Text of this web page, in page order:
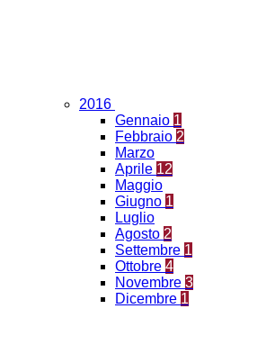
2016
Gennaio 1
Febbraio 2
Marzo
Aprile 12
Maggio
Giugno 1
Luglio
Agosto 2
Settembre 1
Ottobre 4
Novembre 3
Dicembre 1